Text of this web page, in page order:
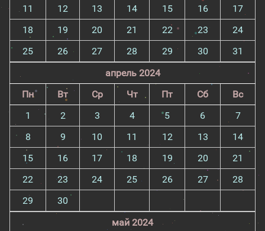
11
12 13 14 15 16
17
18
19 20 21 22 23
24
25
26 27 28 29 30
31
апрель 2024
Пн
Вт Ср Чт Пт Сб
Вс
1
2 3 4 5 6
7
8
9 10 11 12 13
14
15
16 17 18 19 20
21
22
23 24 25 26 27
28
29
30
май 2024